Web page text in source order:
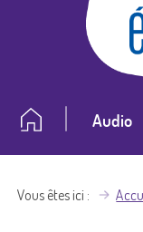
Audio
Vous êtes ici